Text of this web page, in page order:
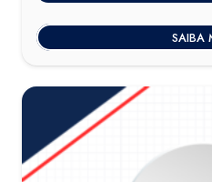
SAIBA